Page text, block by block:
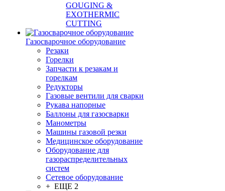
GOUGING &
EXOTHERMIC
CUTTING
Газосварочное оборудование
Резаки
Горелки
Запчасти к резакам и
горелкам
Редукторы
Газовые вентили для сварки
Рукава напорные
Баллоны для газосварки
Манометры
Машины газовой резки
Медицинское оборудование
Оборудование для
газораспределительных
систем
Сетевое оборудование
+ ЕЩЕ 2